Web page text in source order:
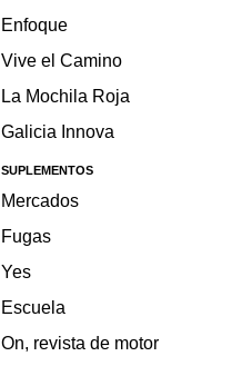
Enfoque
Vive el Camino
La Mochila Roja
Galicia Innova
SUPLEMENTOS
Mercados
Fugas
Yes
Escuela
On, revista de motor